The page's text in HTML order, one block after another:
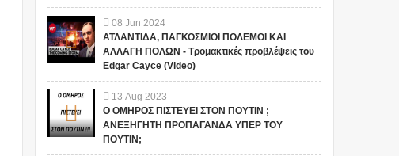
08 Jun 2024
ΑΤΛΑΝΤΙΔΑ, ΠΑΓΚΟΣΜΙΟΙ ΠΟΛΕΜΟΙ ΚΑΙ
ΑΛΛΑΓΗ ΠΟΛΩΝ - Τρομακτικές προβλέψεις του
Edgar Cayce (Video)
13 Aug 2023
Ο ΟΜΗΡΟΣ ΠΙΣΤΕΥΕΙ ΣΤΟΝ ΠΟΥΤΙΝ ;
ΑΝΕΞΗΓΗΤΗ ΠΡΟΠΑΓΑΝΔΑ ΥΠΕΡ ΤΟΥ
ΠΟΥΤΙΝ;